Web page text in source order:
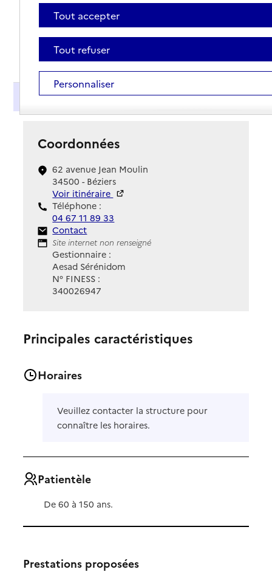
Présentation
Coordonnées
62 avenue Jean Moulin
34500 - Béziers
Voir itinéraire
Téléphone :
04 67 11 89 33
Contact
Contact
Site Internet
Site internet non renseigné
Gestionnaire :
Aesad Sérénidom
N° FINESS :
340026947
Principales caractéristiques
Horaires
Veuillez contacter la structure pour
connaître les horaires.
Patientèle
De 60 à 150 ans.
Prestations proposées
Tout accepter
Tout refuser
Personnaliser